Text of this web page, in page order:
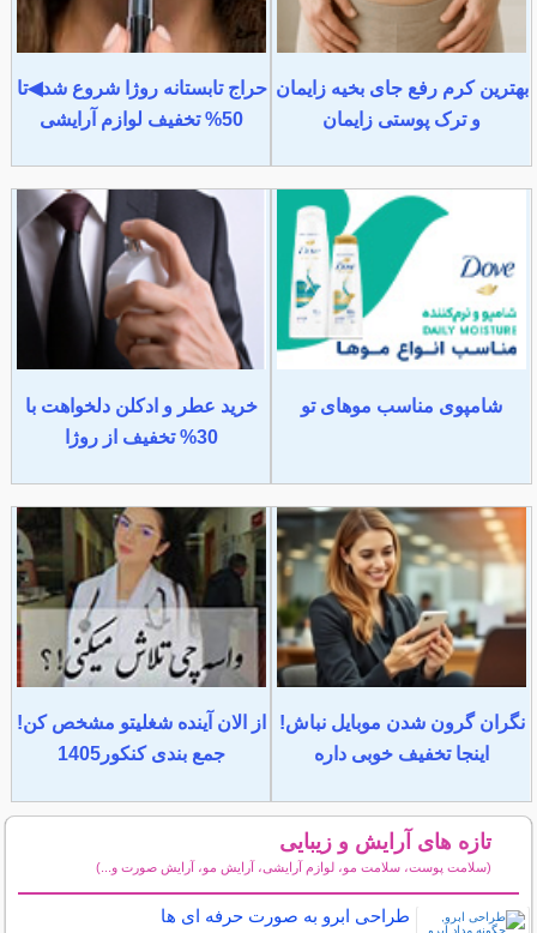
بهترین کرم رفع جای بخیه زایمان
و ترک پوستی زایمان
حراج تابستانه روژا شروع شد◀تا
50% تخفیف لوازم آرایشی
شامپوی مناسب موهای تو
خرید عطر و ادکلن دلخواهت با
30% تخفیف از روژا
نگران گرون شدن موبایل نباش!
اینجا تخفیف خوبی داره
از الان آینده شغلیتو مشخص کن!
جمع بندی کنکور1405
تازه های آرایش و زیبایی
(سلامت پوست، سلامت مو، لوازم آرایشی، آرایش مو، آرایش صورت و...)
طراحی ابرو به صورت حرفه ای ها